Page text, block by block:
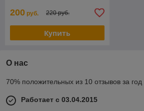
200 руб. 220 руб.
Купить
О нас
70% положительных из 10 отзывов за год
Работает с 03.04.2015